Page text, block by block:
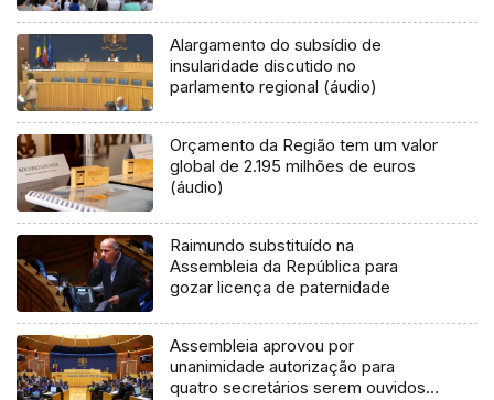
Alargamento do subsídio de
insularidade discutido no
parlamento regional (áudio)
Orçamento da Região tem um valor
global de 2.195 milhões de euros
(áudio)
Raimundo substituído na
Assembleia da República para
gozar licença de paternidade
Assembleia aprovou por
unanimidade autorização para
quatro secretários serem ouvidos